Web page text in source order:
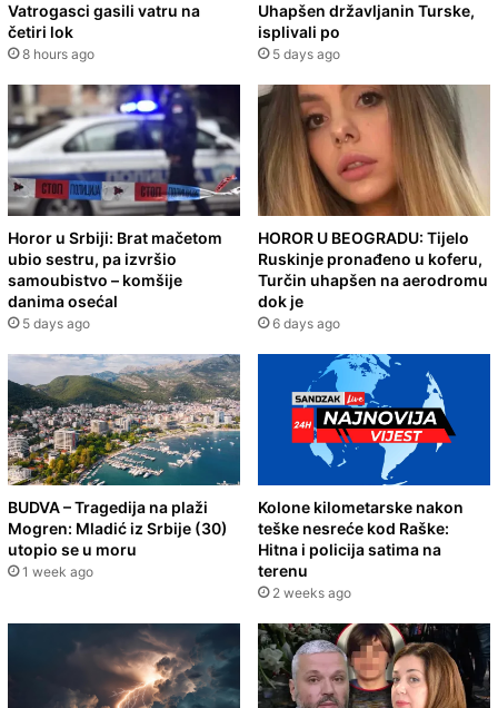
Vatrogasci gasili vatru na
četiri lok
8 hours ago
Uhapšen državljanin Turske,
isplivali po
5 days ago
Horor u Srbiji: Brat mačetom
ubio sestru, pa izvršio
samoubistvo – komšije
danima osećal
5 days ago
HOROR U BEOGRADU: Tijelo
Ruskinje pronađeno u koferu,
Turčin uhapšen na aerodromu
dok je
6 days ago
BUDVA – Tragedija na plaži
Mogren: Mladić iz Srbije (30)
utopio se u moru
1 week ago
Kolone kilometarske nakon
teške nesreće kod Raške:
Hitna i policija satima na
terenu
2 weeks ago